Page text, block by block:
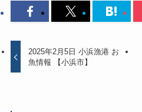
2025年2月5日 小浜漁港 お
魚情報 【小浜市】